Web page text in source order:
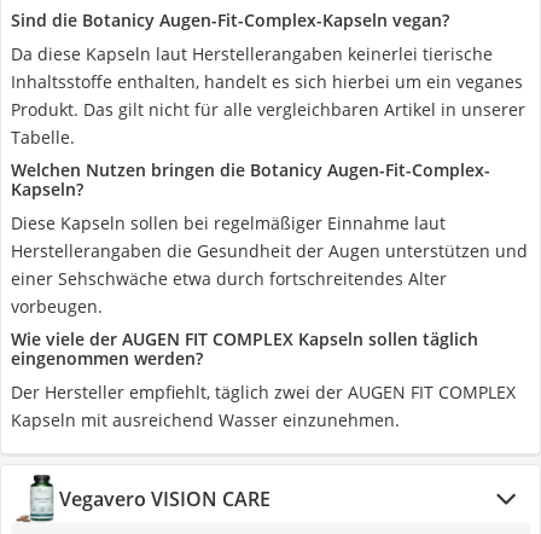
Sind die Botanicy Augen-Fit-Complex-Kapseln vegan?
Da diese Kapseln laut Herstellerangaben keinerlei tierische
Inhaltsstoffe enthalten, handelt es sich hierbei um ein veganes
Produkt. Das gilt nicht für alle vergleichbaren Artikel in unserer
Tabelle.
Welchen Nutzen bringen die Botanicy Augen-Fit-Complex-
Kapseln?
Diese Kapseln sollen bei regelmäßiger Einnahme laut
Herstellerangaben die Gesundheit der Augen unterstützen und
einer Sehschwäche etwa durch fortschreitendes Alter
vorbeugen.
Wie viele der AUGEN FIT COMPLEX Kapseln sollen täglich
eingenommen werden?
Der Hersteller empfiehlt, täglich zwei der AUGEN FIT COMPLEX
Kapseln mit ausreichend Wasser einzunehmen.
Vegavero VISION CARE